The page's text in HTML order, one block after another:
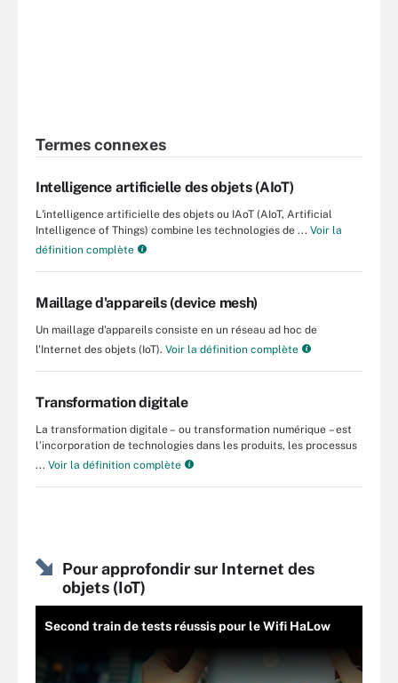
Termes connexes
Intelligence artificielle des objets (AIoT)
L'intelligence artificielle des objets ou IAoT (AIoT, Artificial
Intelligence of Things) combine les technologies de ... Voir la
définition complète
Maillage d'appareils (device mesh)
Un maillage d'appareils consiste en un réseau ad hoc de
l'Internet des objets (IoT). Voir la définition complète
Transformation digitale
La transformation digitale – ou transformation numérique – est
l’incorporation de technologies dans les produits, les processus
... Voir la définition complète
Pour approfondir sur Internet des
objets (IoT)
Second train de tests réussis pour le Wifi HaLow